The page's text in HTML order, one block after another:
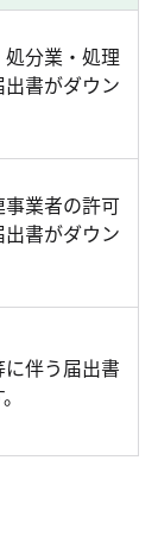
分業・処理
書がダウン
業者の許可
書がダウン
伴う届出書